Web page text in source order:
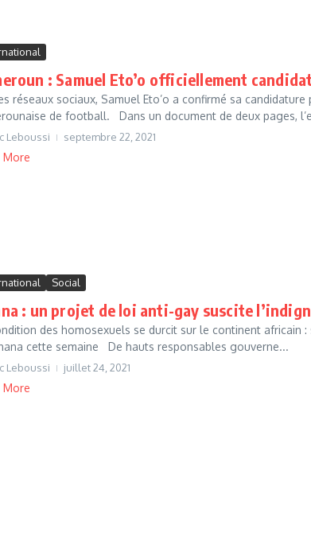
: Samuel Eto’o officiellement
réseaux sociaux, Samuel Eto’o a confirmé sa
de football. Dans un document de deux pages,
Leboussi septembre 22, 2021
More
Social
: un projet de loi anti-gay suscite
des homosexuels se durcit sur le continent africain
cette semaine De hauts responsables gouverne...
Leboussi juillet 24, 2021
More